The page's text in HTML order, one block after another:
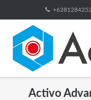
to
content
Activo